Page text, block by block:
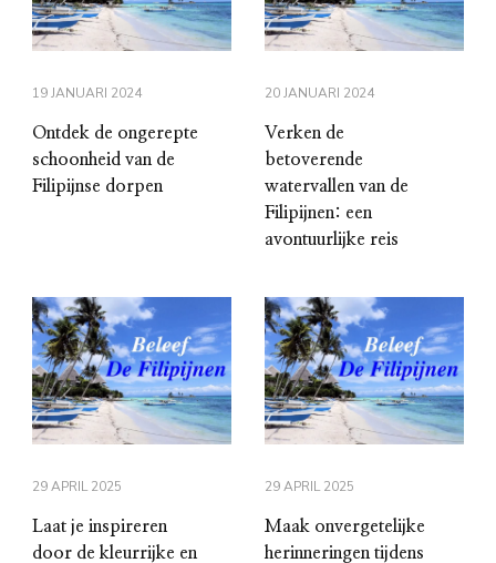
19 JANUARI 2024
Ontdek de ongerepte
schoonheid van de
Filipijnse dorpen
20 JANUARI 2024
Verken de
betoverende
watervallen van de
Filipijnen: een
avontuurlijke reis
29 APRIL 2025
Laat je inspireren
door de kleurrijke en
29 APRIL 2025
Maak onvergetelijke
herinneringen tijdens